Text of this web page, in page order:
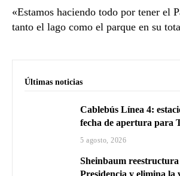
«Estamos haciendo todo por tener el
tanto el lago como el parque en su
Últimas noticias
Cablebús Línea 4:
fecha de apertura para
5 agosto, 2026
Sheinbaum